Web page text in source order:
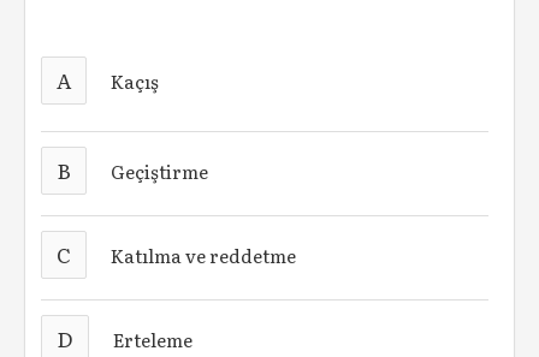
A Kaçış
B Geçiştirme
C Katılma ve reddetme
D Erteleme